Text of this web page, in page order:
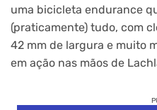
uma bicicleta endurance
(praticamente) tudo, com
42 mm de largura e muito
em ação nas mãos de